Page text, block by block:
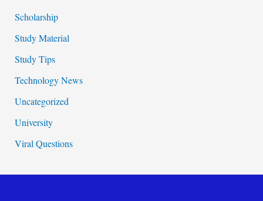
Scholarship
Study Material
Study Tips
Technology News
Uncategorized
University
Viral Questions